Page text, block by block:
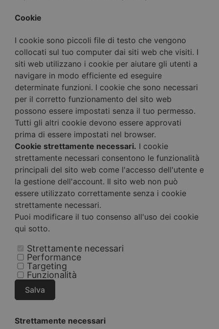
Cookie
I cookie sono piccoli file di testo che vengono
collocati sul tuo computer dai siti web che visiti. I
siti web utilizzano i cookie per aiutare gli utenti a
navigare in modo efficiente ed eseguire
determinate funzioni. I cookie che sono necessari
per il corretto funzionamento del sito web
possono essere impostati senza il tuo permesso.
Tutti gli altri cookie devono essere approvati
prima di essere impostati nel browser.
Cookie strettamente necessari. I cookie
strettamente necessari consentono le funzionalità
principali del sito web come l'accesso dell'utente e
la gestione dell'account. Il sito web non può
essere utilizzato correttamente senza i cookie
strettamente necessari.
Puoi modificare il tuo consenso all'uso dei cookie
qui sotto.
Strettamente necessari
Performance
Targeting
Funzionalità
Salva
Strettamente necessari